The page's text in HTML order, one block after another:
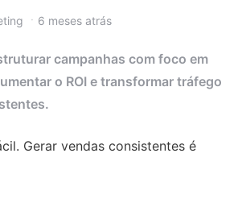
6 meses atrás
campanhas com foco em
o ROI e transformar tráfego
Gerar vendas consistentes é